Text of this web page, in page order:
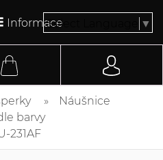
InformaceSelect Language ▼
Náušnice
barvy
231AF